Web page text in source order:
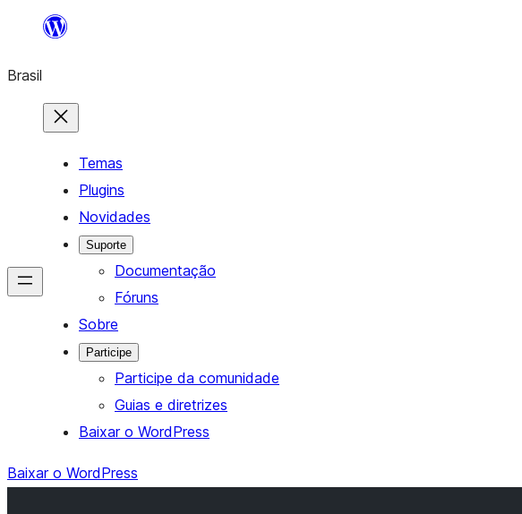
o
conteúdo
Brasil
Temas
Plugins
Novidades
Suporte
Documentação
Fóruns
Sobre
Participe
Participe da comunidade
Guias e diretrizes
Baixar o WordPress
Baixar o WordPress